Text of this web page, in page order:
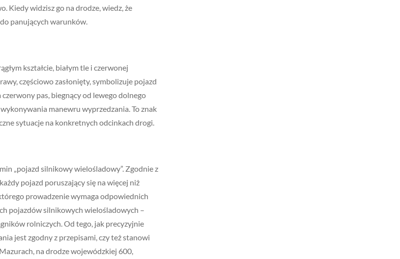
Kiedy widzisz go na drodze, wiedz, że
panujących warunków.
kształcie, białym tle i czerwonej
częściowo zasłonięty, symbolizuje pojazd
pas, biegnący od lewego dolnego
manewru wyprzedzania. To znak
sytuacje na konkretnych odcinkach drogi.
„pojazd silnikowy wielośladowy”. Zgodnie z
pojazd poruszający się na więcej niż
prowadzenie wymaga odpowiednich
pojazdów silnikowych wielośladowych –
rolniczych. Od tego, jak precyzyjnie
jest zgodny z przepisami, czy też stanowi
na drodze wojewódzkiej 600,